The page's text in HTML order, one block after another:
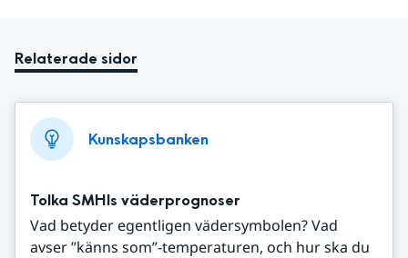
Relaterade sidor
Kunskapsbanken
Tolka SMHIs väderprognoser
Vad betyder egentligen vädersymbolen? Vad
avser ”känns som”-temperaturen, och hur ska du